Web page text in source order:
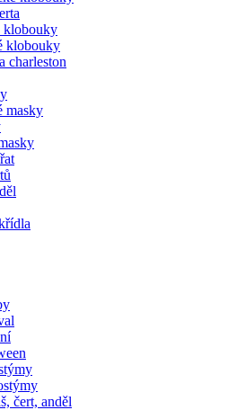
klobouky
klobouky
charleston
masky
čert, anděl